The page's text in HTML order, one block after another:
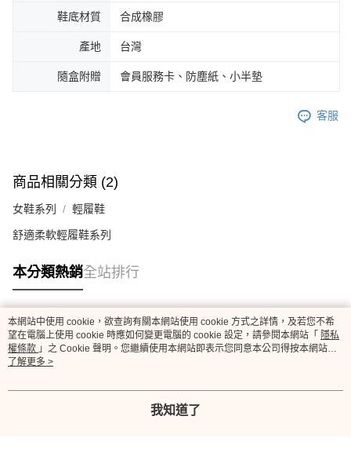
鞋底材質 合成橡膠
產地 台灣
隨盒附贈 會員服務卡、防塵紙、小半墊
客服
商品相關分類 (2)
女鞋系列 輕履鞋
舒適柔軟輕履鞋系列
本分類熱銷全站排行
熱門標籤
本網站中使用 cookie，欲查詢有關本網站使用 cookie 方式之詳情，及若您不希
望在電腦上使用 cookie 時應如何變更電腦的 cookie 設定，請參閱本網站「 隱私
權條款 」之 Cookie 聲明。您繼續使用本網站即表示您同意本公司得按本網站使
用條款之 Cookie 聲明使用 cookie。
了解更多 >
我知道了